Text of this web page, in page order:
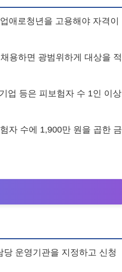
로청년을 고용해야 자격이
용하면 광범위하게 대상을 적
업 등은 피보험자 수 1인 이상
자 수에 1,900만 원을 곱한 금
운영기관을 지정하고 신청